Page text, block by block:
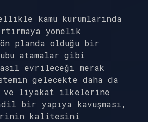
kamu kurumlarında
yönelik
planda olduğu bir
atamalar gibi
evrileceği merak
gelecekte daha da
ve liyakat ilkelerine
bir yapıya kavuşması,
kalitesini